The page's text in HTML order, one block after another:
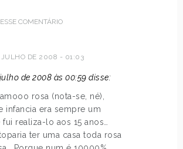
COMENTÁRIO
JULHO DE 2008 - 01:03
de 2008 às 00:59 disse:
rosa (nota-se, né),
infancia era sempre um
realiza-lo aos 15 anos…
ter uma casa toda rosa